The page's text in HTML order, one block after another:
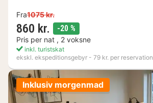
Fra1075 kr.
860 kr. -20 %
Pris per nat , 2 voksne
inkl. turistskat
ekskl. ekspeditionsgebyr - 79 kr. per reservation
Inklusiv morgenmad